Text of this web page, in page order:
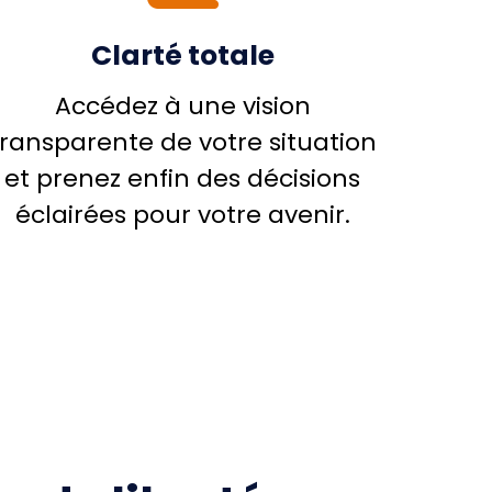
Clarté totale
Accédez à une vision
de votre situation
et prenez enfin des décisions
éclairées pour votre avenir.